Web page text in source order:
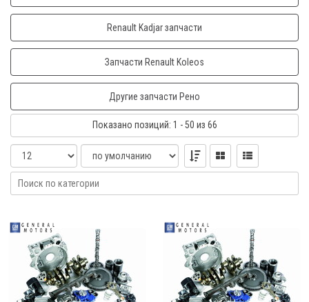
Renault Kadjar запчасти
Запчасти Renault Koleos
Другие запчасти Рено
Показано позиций: 1 - 50 из 66